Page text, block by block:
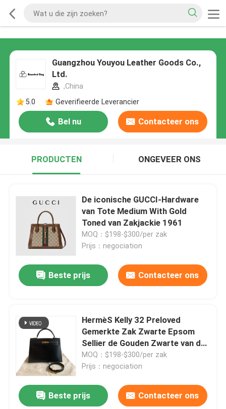
Guangzhou Youyou Leather Goods Co.,
Ltd.
,China
5.0
Geverifieerde Leverancier
Bel nu Contacteer ons
PRODUCTEN ONGEVEER ONS
De iconische GUCCI-Hardware
van Tote Medium With Gold
Toned van Zakjackie 1961
MOQ：$198-$300/per zak
Prijs：negociation
Beste prijs Contacteer ons
HermèS Kelly 32 Preloved
Gemerkte Zak Zwarte Epsom
Sellier de Gouden Zwarte van de
Hardwaredoos
MOQ：$198-$300/per zak
Prijs：negociation
Beste prijs Contacteer ons